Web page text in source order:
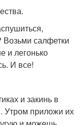
Возьми салфетки
и легонько
И все!
и закинь в
Утром приложи их